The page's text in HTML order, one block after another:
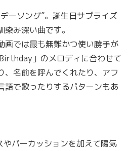
ーソング”。誕生日サプライズ
み深い曲です。
画では最も無難かつ使い勝手が
」のメロディに合わせて
、名前を呼んでくれたり、アフ
語で歌ったりするパターンもあ
やパーカッションを加えて陽気